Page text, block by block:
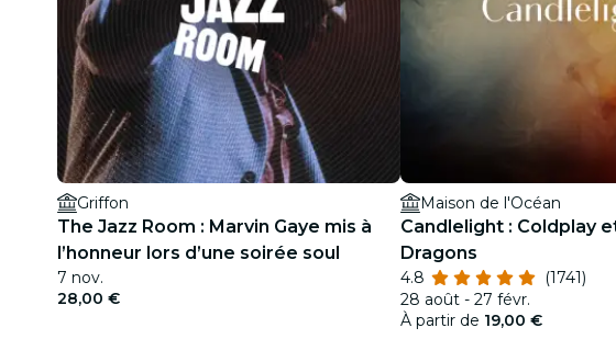
Griffon
The Jazz Room : Marvin Gaye mis à
l’honneur lors d’une soirée soul
7 nov.
28,00 €
Maison de l'Océan
Candlelight : Coldplay
Dragons
4.8
(1741)
28 août - 27 févr.
À partir de 19,00 €